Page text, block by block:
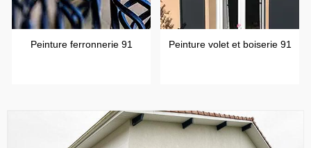
Peinture ferronnerie 91 Peinture volet et boiserie 91